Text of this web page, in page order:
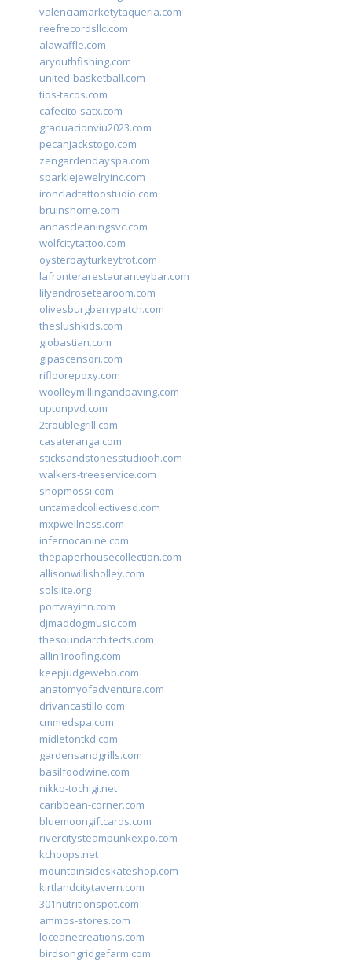
valenciamarketytaqueria.com
reefrecordsllc.com
alawaffle.com
aryouthfishing.com
united-basketball.com
tios-tacos.com
cafecito-satx.com
graduacionviu2023.com
pecanjackstogo.com
zengardendayspa.com
sparklejewelryinc.com
ironcladtattoostudio.com
bruinshome.com
annascleaningsvc.com
wolfcitytattoo.com
oysterbayturkeytrot.com
lafronterarestauranteybar.com
lilyandrosetearoom.com
olivesburgberrypatch.com
theslushkids.com
giobastian.com
glpascensori.com
rifloorepoxy.com
woolleymillingandpaving.com
uptonpvd.com
2troublegrill.com
casateranga.com
sticksandstonesstudiooh.com
walkers-treeservice.com
shopmossi.com
untamedcollectivesd.com
mxpwellness.com
infernocanine.com
thepaperhousecollection.com
allisonwillisholley.com
solslite.org
portwayinn.com
djmaddogmusic.com
thesoundarchitects.com
allin1roofing.com
keepjudgewebb.com
anatomyofadventure.com
drivancastillo.com
cmmedspa.com
midletontkd.com
gardensandgrills.com
basilfoodwine.com
nikko-tochigi.net
caribbean-corner.com
bluemoongiftcards.com
rivercitysteampunkexpo.com
kchoops.net
mountainsideskateshop.com
kirtlandcitytavern.com
301nutritionspot.com
ammos-stores.com
loceanecreations.com
birdsongridgefarm.com